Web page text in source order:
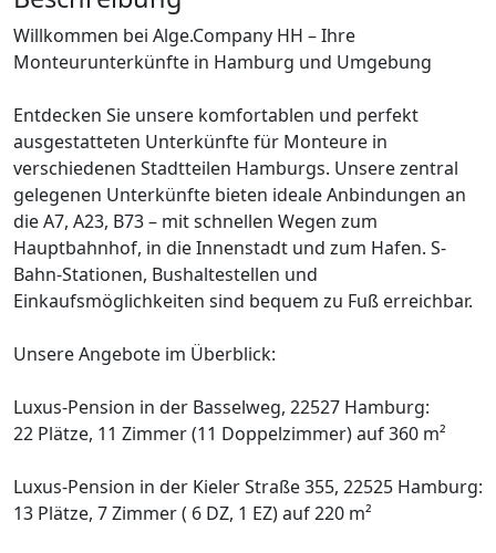
Willkommen bei Alge.Company HH – Ihre
Monteurunterkünfte in Hamburg und Umgebung
Entdecken Sie unsere komfortablen und perfekt
ausgestatteten Unterkünfte für Monteure in
verschiedenen Stadtteilen Hamburgs. Unsere zentral
gelegenen Unterkünfte bieten ideale Anbindungen an
die A7, A23, B73 – mit schnellen Wegen zum
Hauptbahnhof, in die Innenstadt und zum Hafen. S-
Bahn-Stationen, Bushaltestellen und
Einkaufsmöglichkeiten sind bequem zu Fuß erreichbar.
Unsere Angebote im Überblick:
Luxus-Pension in der Basselweg, 22527 Hamburg:
22 Plätze, 11 Zimmer (11 Doppelzimmer) auf 360 m²
Luxus-Pension in der Kieler Straße 355, 22525 Hamburg:
13 Plätze, 7 Zimmer ( 6 DZ, 1 EZ) auf 220 m²